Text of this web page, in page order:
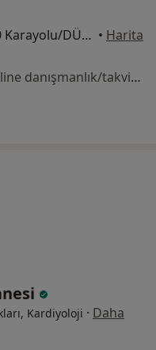
Cumhuriyet Mahallesi D-100 Karayolu/DÜZCE, Düzce • Harita
Bu uzman ilgili adres için online danışmanlık/takvim sunmuyor.
Kardiyoloji · Daha